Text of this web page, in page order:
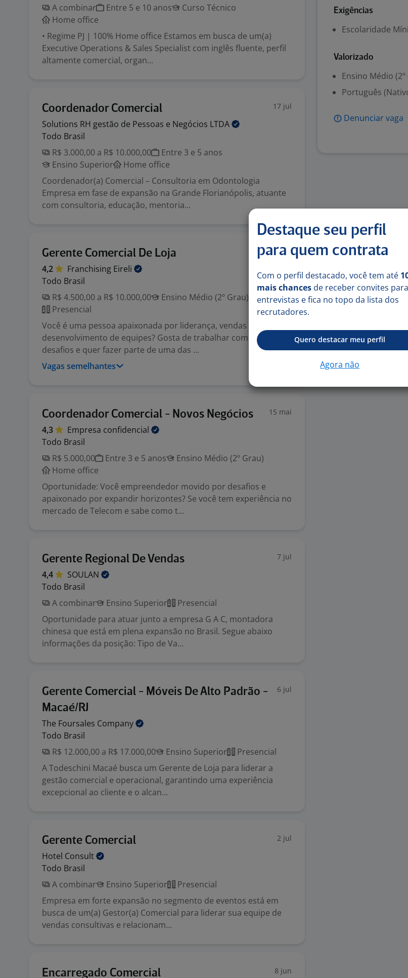
A combinar
Entre 5 e 10 anos
Curso Técnico
Home office
• Regime PJ | 100% Home office Estamos em busca de um(a)
Executive Operations & Sales Specialist com inglês fluente, perfil
altamente comercial, organ...
Coordenador Comercial 17 jul
Solutions RH gestão de Pessoas e Negócios LTDA
Todo Brasil
R$ 3.000,00 a R$ 10.000,00
Entre 3 e 5 anos
Ensino Superior
Home office
Coordenador(a) Comercial – Consultoria em Odontologia
Empresa em fase de expansão na Grande Florianópolis, atuante
com consultoria, educação, mentoria...
Gerente Comercial De Loja 3 jul
4,2 Franchising Eireli
Todo Brasil
R$ 4.500,00 a R$ 10.000,00
Ensino Médio (2º Grau)
Presencial
Você é uma pessoa apaixonada por liderança, vendas e
desenvolvimento de equipes? Gosta de trabalhar com metas,
desafios e quer fazer parte de uma das ...
Vagas semelhantes
Coordenador Comercial - Novos Negócios 15 mai
4,3 Empresa confidencial
Todo Brasil
R$ 5.000,00
Entre 3 e 5 anos
Ensino Médio (2º Grau)
Home office
Oportunidade: Você empreendedor movido por desafios e
apaixonado por expandir horizontes? Se você tem experiência no
mercado de Telecom e sabe como t...
Gerente Regional De Vendas 7 jul
4,4
SOULAN
Todo Brasil
A combinar
Ensino Superior
Presencial
Oportunidade para atuar junto a empresa G A C, montadora
chinesa que está em plena expansão no Brasil. Segue abaixo
informações da posição: Tipo de Va...
Gerente Comercial - Móveis De Alto Padrão -
Macaé/RJ
6 jul
The Foursales Company
Todo Brasil
R$ 12.000,00 a R$ 17.000,00
Ensino Superior
Presencial
A Todeschini Macaé busca um Gerente de Loja para liderar a
gestão comercial e operacional, garantindo uma experiência
excepcional ao cliente e o alcan...
Gerente Comercial 2 jul
Hotel Consult
Todo Brasil
A combinar
Ensino Superior
Presencial
Empresa em forte expansão no segmento de eventos está em
busca de um(a) Gestor(a) Comercial para liderar sua equipe de
vendas consultivas e relacionam...
Encarregado Comercial 8 jun
Exigências
Escolaridade
Valorizado
Ensino Médio
Português
Denunciar vaga
Destaque seu perfil
para quem contrata
Com o perfil destacado, você tem até
mais chances de receber convites para
entrevistas e fica no topo da lista dos
recrutadores.
Quero destacar meu perfil
Agora não